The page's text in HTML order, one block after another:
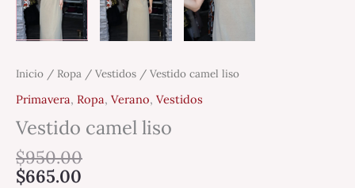
Inicio / Ropa / Vestidos / Vestido camel liso
Primavera, Ropa, Verano, Vestidos
Vestido camel liso
$950.00
$665.00